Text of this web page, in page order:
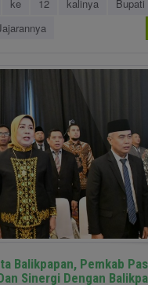
ke 12 kalinya Bupati
Balikpapan, Pemkab
Sinergi Dengan